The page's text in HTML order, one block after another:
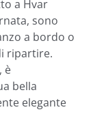
a Hvar
sono
a bordo o
ripartire.
è
bella
elegante